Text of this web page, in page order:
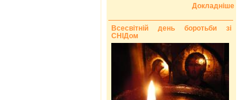
Докладніше
Всесвітній день боротьби зі
СНІДом